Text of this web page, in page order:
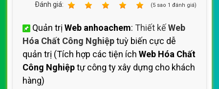
Ðánh giá:
(5 sao 1 đánh giá)
Quản trị Web anhoachem: Thiết kếWeb
Hóa Chất Công Nghiệptuỳ biến cực dễ
quản trị (Tích hợp các tiện ích Web Hóa Chất
Công Nghiệptự công ty xây dựng cho khách
hàng)